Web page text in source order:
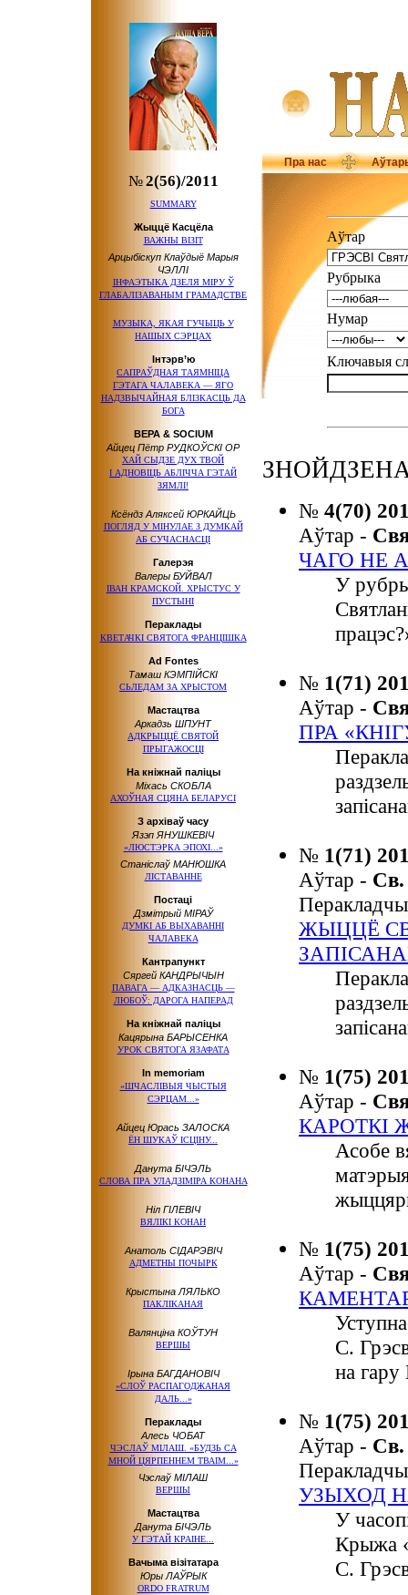
Пра нас
№2(56)/2011
SUMMARY
Жыццё Касцёла
ВАЖНЫ ВІЗІТ
Арцыбіскуп Клаўдыё Марыя
ЧЭЛЛІ
ІНФАЭТЫКА ДЗЕЛЯ МІРУ Ў
ГЛАБАЛІЗАВАНЫМ ГРАМАДСТВЕ
МУЗЫКА, ЯКАЯ ГУЧЫЦЬ У
НАШЫХ СЭРЦАХ
Інтэрв’ю
САПРАЎДНАЯ ТАЯМНІЦА
ГЭТАГА ЧАЛАВЕКА — ЯГО
НАДЗВЫЧАЙНАЯ БЛІЗКАСЦЬ ДА
БОГА
ВЕРА & SOCIUM
Айцец Пётр РУДКОЎСКІ OP
ХАЙ СЫДЗЕ ДУХ ТВОЙ
І АДНОВІЦЬ АБЛІЧЧА ГЭТАЙ
ЗЯМЛІ!
Ксёндз Аляксей ЮРКАЙЦЬ
ПОГЛЯД У МІНУЛАЕ З ДУМКАЙ
АБ СУЧАСНАСЦІ
Галерэя
Валеры БУЙВАЛ
ІВАН КРАМСКОЙ. ХРЫСТУС У
ПУСТЫНІ
Пераклады
КВЕТАЧКІ СВЯТОГА ФРАНЦІШКА
Ad Fontes
Тамаш КЭМПІЙСКІ
СЬЛЕДАМ ЗА ХРЫСТОМ
Мастацтва
Аркадзь ШПУНТ
АДКРЫЦЦЁ СВЯТОЙ
ПРЫГАЖОСЦІ
На кніжнай паліцы
Міхась СКОБЛА
АХОЎНАЯ СЦЯНА БЕЛАРУСІ
З архіваў часу
Язэп ЯНУШКЕВІЧ
«ЛЮСТЭРКА ЭПОХІ...»
Станіслаў МАНЮШКА
ЛІСТАВАННЕ
Постаці
Дзмітрый МІРАЎ
ДУМКІ АБ ВЫХАВАННІ
ЧАЛАВЕКА
Кантрапункт
Сяргей КАНДРЫЧЫН
ПАВАГА — АДКАЗНАСЦЬ —
ЛЮБОЎ: ДАРОГА НАПЕРАД
На кніжнай паліцы
Кацярына БАРЫСЕНКА
УРОК СВЯТОГА ЯЗАФАТА
In memoriam
«ШЧАСЛІВЫЯ ЧЫСТЫЯ
СЭРЦАМ...»
Айцец Юрась ЗАЛОСКА
ЁН ШУКАЎ ІСЦІНУ...
Данута БІЧЭЛЬ
СЛОВА ПРА УЛАДЗІМІРА КОНАНА
Ніл ГІЛЕВІЧ
ВЯЛІКІ КОНАН
Анатоль СІДАРЭВІЧ
АДМЕТНЫ ПОЧЫРК
Крыстына ЛЯЛЬКО
ПАКЛІКАНАЯ
Валянціна КОЎТУН
ВЕРШЫ
Ірына БАГДАНОВІЧ
«СЛОЎ РАСПАГОДЖАНАЯ
ДАЛЬ...»
Пераклады
Алесь ЧОБАТ
ЧЭСЛАЎ МІЛАШ. «БУДЗЬ СА
МНОЙ ЦЯРПЕННЕМ ТВАІМ...»
Чэслаў МІЛАШ
ВЕРШЫ
Мастацтва
Данута БІЧЭЛЬ
У ГЭТАЙ КРАІНЕ...
Вачыма візітатара
Юры ЛАЎРЫК
ORDO FRATRUM
Аўтар
Рубрыка
Нумар
Ключавыя
№ 4(70)
Аўтар -
ЧАГО НЕ
У
№ 1(71)
Аўтар -
ПРА
№ 1(71)
Аўтар -
ЖЫЦЦЁ
№ 1(75)
Аўтар -
КАРОТКІ
Асобе
№ 1(75)
Аўтар -
С.
на
№ 1(75)
Аўтар -
УЗЫХОД
У
Крыжа
С.